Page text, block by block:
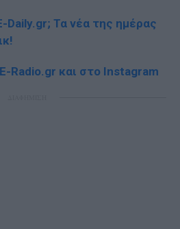
Daily.gr; Τα νέα της ημέρας
Radio.gr και στο Instagram